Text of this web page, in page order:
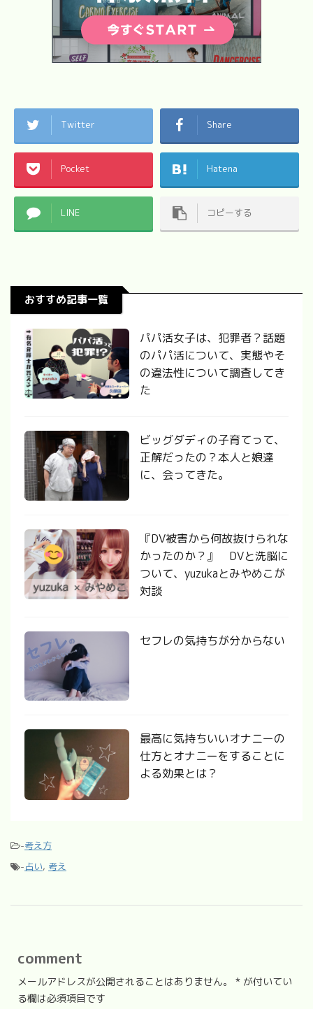
Twitter Share
Pocket Hatena
LINE コピーする
おすすめ記事一覧
パパ活女子は、犯罪者？話題
のパパ活について、実態やそ
の違法性について調査してき
た
ビッグダディの子育てって、
正解だったの？本人と娘達
に、会ってきた。
『DV被害から何故抜けられな
かったのか？』 DVと洗脳に
ついて、yuzukaとみやめこが
対談
セフレの気持ちが分からない
最高に気持ちいいオナニーの
仕方とオナニーをすることに
よる効果とは？
-考え方
-占い, 考え
comment
メールアドレスが公開されることはありません。 * が付いてい
る欄は必須項目です